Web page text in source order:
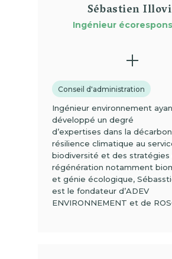
Sébastien
Ingénieur
Conseil d'administration
Ingénieur environnement
développé un degré
d’expertises dans la
résilience climatique au
biodiversité et des stratégies
régénération notamment
et génie écologique,
est le fondateur d’ADEV
ENVIRONNEMENT et de